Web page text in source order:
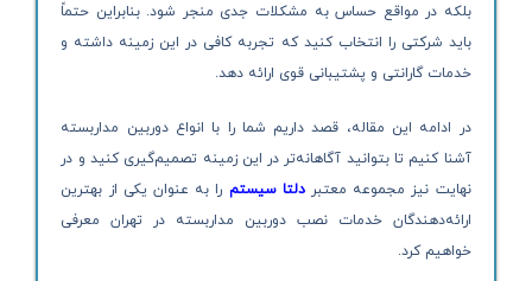
بلکه در مواقع حساس به مشکلات جدی منجر شود. بنابراین حتماً
باید شرکتی را انتخاب کنید که تجربه کافی در این زمینه داشته و
خدمات گارانتی و پشتیبانی قوی ارائه دهد.
در ادامه این مقاله، قصد داریم شما را با انواع دوربین مداربسته
آشنا کنیم تا بتوانید آگاهانه‌تر در این زمینه تصمیم‌گیری کنید و در
نهایت نیز مجموعه معتبردلتا سیستم را به عنوان یکی از بهترین
ارائه‌دهندگان خدمات نصب دوربین مداربسته در تهران معرفی
خواهیم کرد.